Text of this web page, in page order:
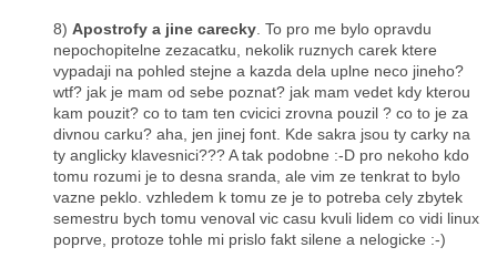
8) Apostrofy a jine carecky . To pro me bylo opravdu
nepochopitelne zezacatku, nekolik ruznych carek ktere
vypadaji na pohled stejne a kazda dela uplne neco jineho?
wtf? jak je mam od sebe poznat? jak mam vedet kdy kterou
kam pouzit? co to tam ten cvicici zrovna pouzil ? co to je za
divnou carku? aha, jen jinej font. Kde sakra jsou ty carky na
ty anglicky klavesnici??? A tak podobne :-D pro nekoho kdo
tomu rozumi je to desna sranda, ale vim ze tenkrat to bylo
vazne peklo. vzhledem k tomu ze je to potreba cely zbytek
semestru bych tomu venoval vic casu kvuli lidem co vidi linux
poprve, protoze tohle mi prislo fakt silene a nelogicke :-)